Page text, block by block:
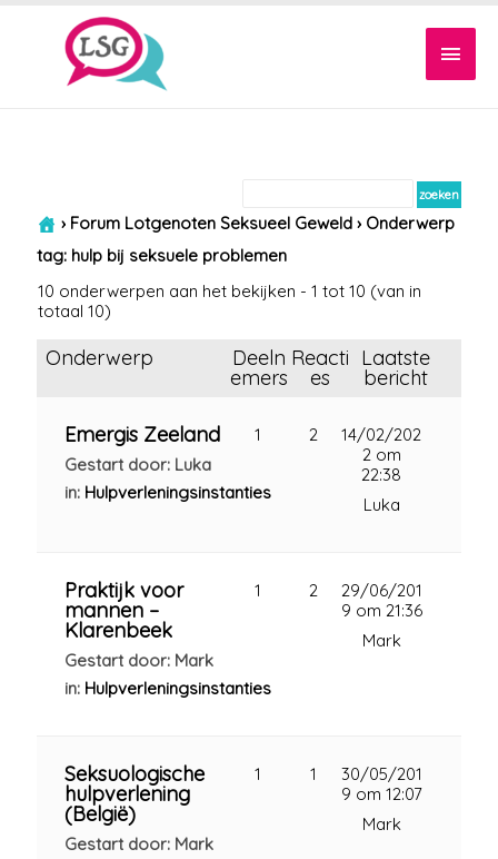
› Forum Lotgenoten Seksueel Geweld › Onderwerp
tag: hulp bij seksuele problemen
10 onderwerpen aan het bekijken - 1 tot 10 (van in
totaal 10)
Onderwerp Deeln
emers
Reacti
es
Laatste
bericht
Emergis Zeeland
Gestart door: Luka
in: Hulpverleningsinstanties
1 2
14/02/202
2 om
22:38
Luka
Praktijk voor
mannen –
Klarenbeek
Gestart door: Mark
in: Hulpverleningsinstanties
1 2
29/06/201
9 om 21:36
Mark
Seksuologische
hulpverlening
(België)
Gestart door: Mark
1 1
30/05/201
9 om 12:07
Mark